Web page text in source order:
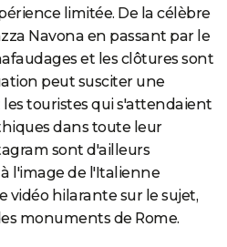
limitée. De la célèbre
Navona en passant par le
et les clôtures sont
peut susciter une
touristes qui s'attendaient
dans toute leur
sont d'ailleurs
l'image de l'Italienne
vidéo hilarante sur le sujet,
monuments de Rome.